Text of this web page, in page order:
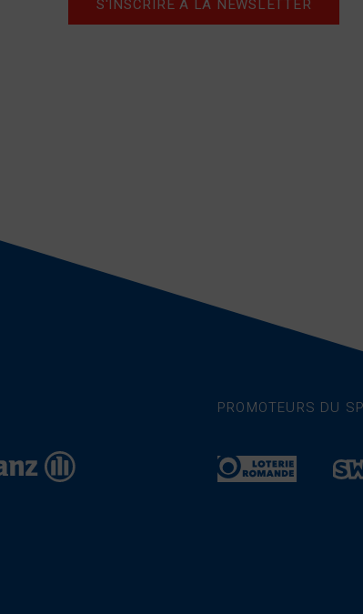
S'INSCRIRE A LA NEWSLETTER
PROMOTEURS DU